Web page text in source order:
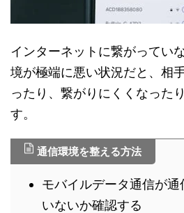
インターネットに繋がってい
境が極端に悪い状況だと、相
ったり、繋がりにくくなった
す。
通信環境を整える方法
モバイルデータ通信が通
いないか確認する